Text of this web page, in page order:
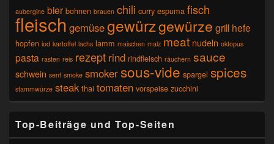
aubergine bier bohnen brauen chili curry espuma fisch
fleisch gemüsegewürzgewürze grill hefe
hopfen iod kartoffel lachs lamm maischen malz meat nudeln oktopus
pasta rasten reis rezept rind rindfleisch räuchern sauce
schwein senf smoke smokersous-vide spargel spices
stammwürze steak thai tomaten vorspeise zucchini
Top-Beiträge und Top-Seiten